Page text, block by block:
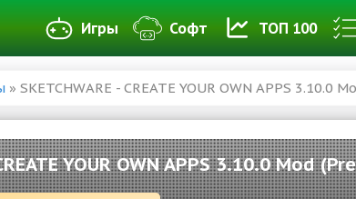
Игры Софт ТОП 100
» SKETCHWARE - CREATE YOUR OWN APPS 3.10.0
YOUR OWN APPS 3.10.0 Mod